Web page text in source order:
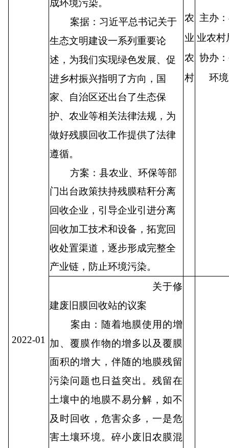
2022-01
成环境污染。
案据：习近平总书记关于
生态文明建设一系列重要论
述，为我们实现绿色发展、促
进乡村振兴指明了方向，国
家、自治区还出台了生态保
护、农业等相关法律法规，为
做好残膜回收工作提供了法律
遵循。
方案：县农业、环保等部
门出台政策扶持残膜秸秆分离
回收企业，引导企业引进分离
回收加工技术和设备，拓宽回
收处置渠道，逐步形成完整全
产业链，防止环境污染。
农
业
农
村
主办
业农
协办
环
关于修
建废旧膜回收站的议案
案由：随着地膜使用的增
加、覆膜作物的增多以及覆膜
面积的增大，伴随的地膜残留
污染问题也日益突出。残留在
土壤中的地膜不易分解，如不
及时回收，危害众多，一是危
害土壤环境。碎小废旧农膜混